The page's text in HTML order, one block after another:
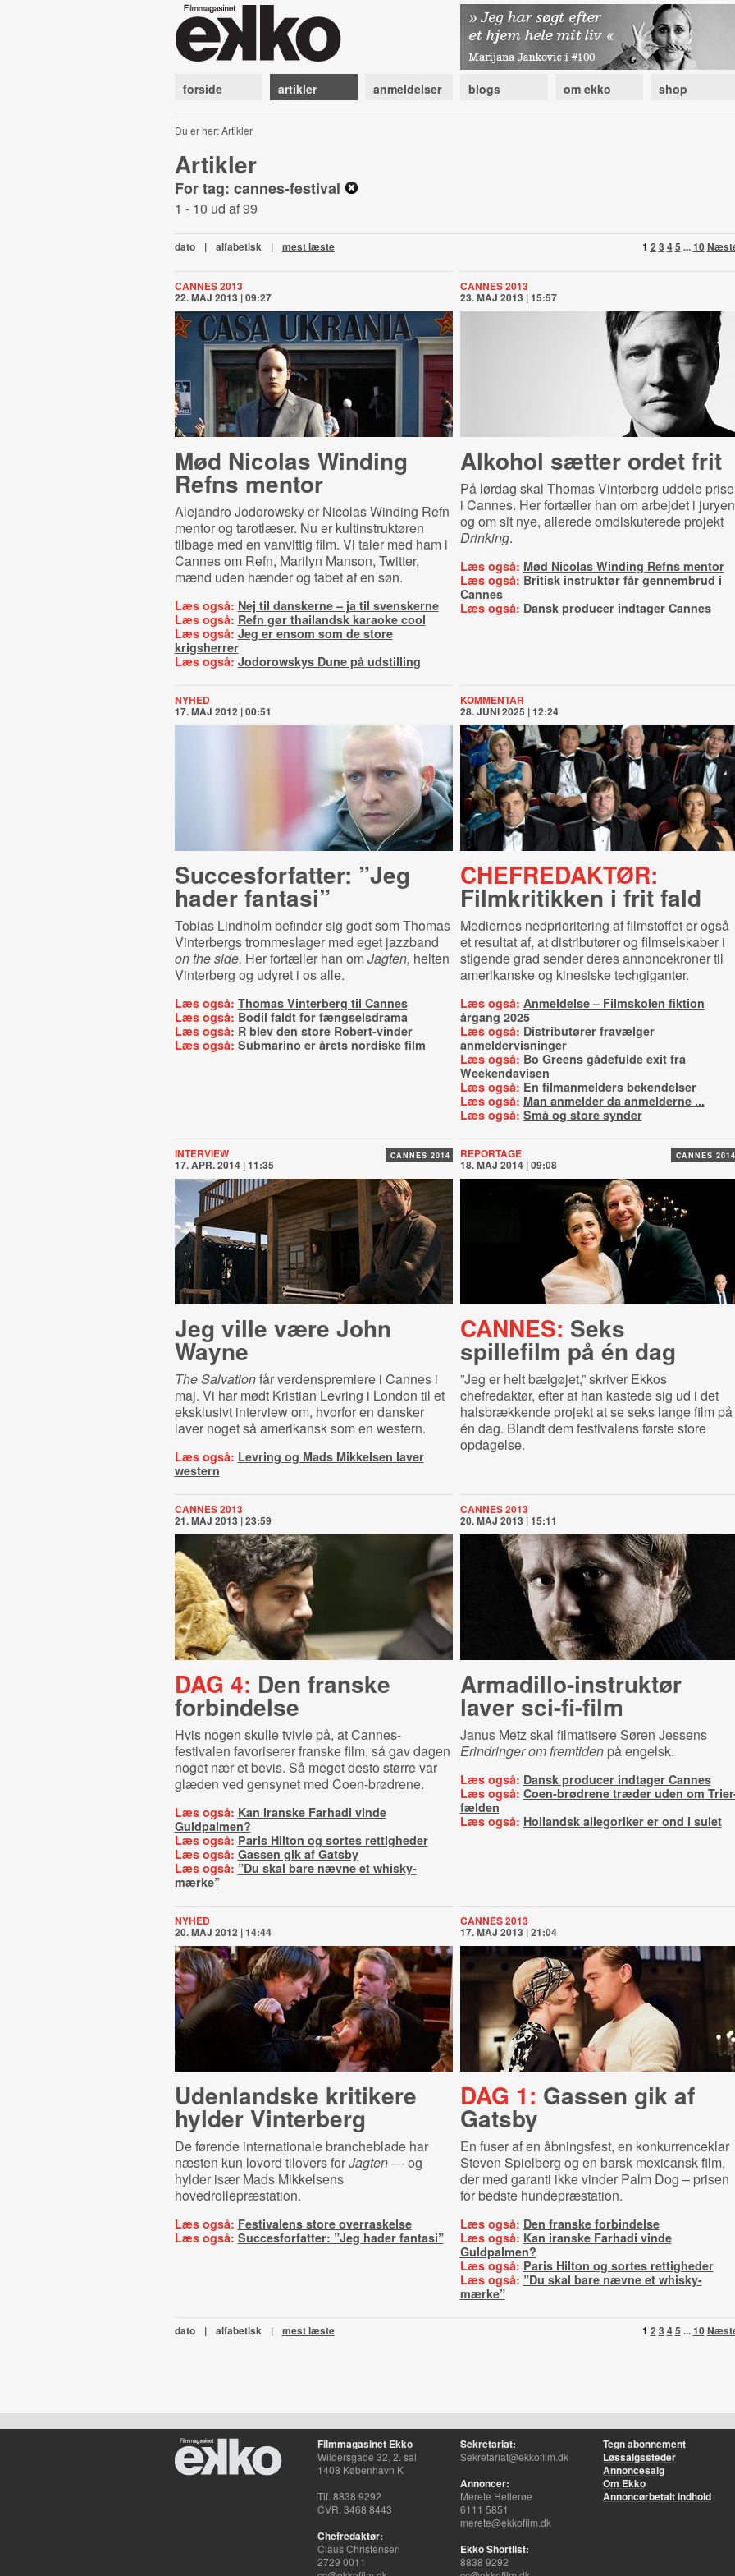
forside artikler anmeldelser blogs om ekko shop
Du er her:Artikler
Artikler
For tag: cannes-festival
1 - 10 ud af 99
1 2 3 45 ...10
dato | alfabetisk | mest læste
CANNES 2013
22. MAJ 2013 | 09:27
Mød Nicolas Winding
Refns mentor
Alejandro Jodorowsky er Nicolas Winding Refn
mentor og tarotlæser. Nu er kultinstruktøren
tilbage med en vanvittig film. Vi taler med ham i
Cannes om Refn, Marilyn Manson, Twitter,
mænd uden hænder og tabet af en søn.
Læs også: Nej til danskerne – ja til svenskerne
Læs også: Refn gør thailandsk karaoke cool
Læs også: Jeg er ensom som de store
krigsherrer
Læs også: Jodorowskys Dune på udstilling
CANNES 2013
23. MAJ 2013 | 15:57
Alkohol sætter ordet frit
På lørdag skal Thomas Vinterberg uddele
i Cannes. Her fortæller han om arbejdet i juryen
og om sit nye, allerede omdiskuterede projekt
Drinking.
Læs også: Mød Nicolas Winding Refns mentor
Læs også: Britisk instruktør får gennembrud i
Cannes
Læs også: Dansk producer indtager Cannes
NYHED
17. MAJ 2012 | 00:51
Suc­ces­for­fat­ter: ”Jeg
hader fantasi”
Tobias Lindholm befinder sig godt som Thomas
Vinterbergs trommeslager med eget jazzband
on the side. Her fortæller han omJagten, helten
Vinterberg og udyret i os alle.
Læs også: Thomas Vinterberg til Cannes
Læs også: Bodil faldt for fængselsdrama
Læs også: R blev den store Robert-vinder
Læs også: Submarino er årets nordiske film
KOMMENTAR
28. JUNI 2025 | 12:24
CHEFREDAKTØR:
Filmkritikken i frit fald
Mediernes nedprioritering af filmstoffet er også
et resultat af, at distributører og filmselskaber i
stigende grad sender deres annoncekroner til
amerikanske og kinesiske techgiganter.
Læs også: Anmeldelse – Filmskolen fiktion
årgang 2025
Læs også: Distributører fravælger
anmeldervisninger
Læs også: Bo Greens gådefulde exit fra
Weekendavisen
Læs også: En filmanmelders bekendelser
Læs også: Man anmelder da anmelderne ...
Læs også: Små og store synder
CANNES 2014
INTERVIEW
17. APR. 2014 | 11:35
Jeg ville være John
Wayne
The Salvationfår verdenspremiere i Cannes i
maj. Vi har mødt Kristian Levring i London til et
eksklusivt interview om, hvorfor en dansker
laver noget så amerikansk som en western.
Læs også: Levring og Mads Mikkelsen laver
western
CANNES 2014
REPORTAGE
18. MAJ 2014 | 09:08
CANNES: Seks
spillefilm på én dag
”Jeg er helt bælgøjet,” skriver Ekkos
chefredaktør, efter at han kastede sig ud i det
halsbrækkende projekt at se seks lange film på
én dag. Blandt dem festivalens første store
opdagelse.
CANNES 2013
21. MAJ 2013 | 23:59
DAG 4: Den franske
forbindelse
Hvis nogen skulle tvivle på, at Cannes-
festivalen favoriserer franske film, så gav dagen
noget nær et bevis. Så meget desto større var
glæden ved gensynet med Coen-brødrene.
Læs også: Kan iranske Farhadi vinde
Guldpalmen?
Læs også: Paris Hilton og sortes rettigheder
Læs også: Gassen gik af Gatsby
Læs også: ”Du skal bare nævne et whisky-
mærke”
CANNES 2013
20. MAJ 2013 | 15:11
Ar­ma­di­l­lo-​in­struk­tør
laver sci-fi-film
Janus Metz skal filmatisere Søren Jessens
Erindringer om fremtidenpå engelsk.
Læs også: Dansk producer indtager Cannes
Læs også: Coen-brødrene træder uden om
fælden
Læs også: Hollandsk allegoriker er ond i sulet
NYHED
20. MAJ 2012 | 14:44
Udenlandske kritikere
hylder Vinterberg
De førende internationale brancheblade har
næsten kun lovord tilovers forJagten— og
hylder især Mads Mikkelsens
hovedrollepræstation.
Læs også: Festivalens store overraskelse
Læs også: Succesforfatter: ”Jeg hader fantasi”
CANNES 2013
17. MAJ 2013 | 21:04
DAG 1: Gassen gik af
Gatsby
En fuser af en åbningsfest, en konkurrenceklar
Steven Spielberg og en barsk mexicansk film,
der med garanti ikke vinder Palm Dog – prisen
for bedste hundepræstation.
Læs også: Den franske forbindelse
Læs også: Kan iranske Farhadi vinde
Guldpalmen?
Læs også: Paris Hilton og sortes rettigheder
Læs også: ”Du skal bare nævne et whisky-
mærke”
1 2 3 45 ...10
dato | alfabetisk | mest læste
Filmmagasinet Ekko
Wildersgade 32, 2. sal
1408 København K
Tlf. 8838 9292
CVR. 3468 8443
Chefredaktør:
Claus Christensen
2729 0011
Sekretariat:
Sekretariat@ekkofilm.dk
Annoncer:
Merete Hellerøe
6111 5851
merete@ekkofilm.dk
Ekko Shortlist:
8838 9292
Tegn abonnement
Løssalgssteder
Annoncesalg
Om Ekko
Annoncørbetalt indhold